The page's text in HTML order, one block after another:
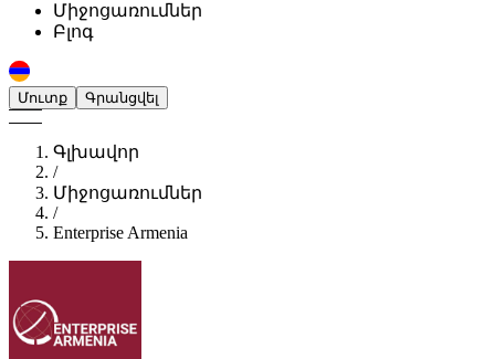
Միջոցառումներ
Բլոգ
Մուտք Գրանցվել
Գլխավոր
/
Միջոցառումներ
/
Enterprise Armenia